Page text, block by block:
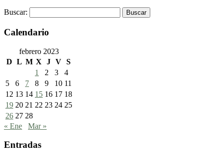
Buscar:
Calendario
febrero 2023
D L M X J V S
1
2 3
4
5
6 7 8 9 10 11
12 13 14 15 16 17 18
19 20 21 22 23 24 25
26 27 28
« Ene
Mar »
Entradas